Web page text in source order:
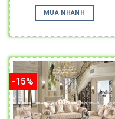
was:
52,900,000 ₫.
MUA NHANH
-15%